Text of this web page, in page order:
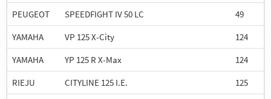
PEUGEOT
SPEEDFIGHT IV 50 LC
49
YAMAHA
VP 125 X-City
124
YAMAHA
YP 125 R X-Max
124
RIEJU
CITYLINE 125 I.E.
125